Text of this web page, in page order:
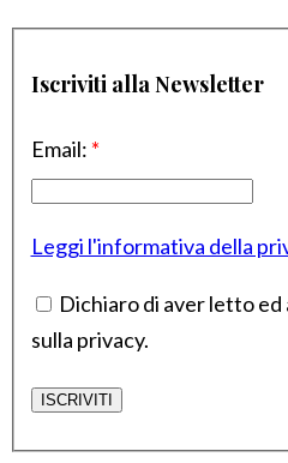
Iscriviti alla Newsletter
Email: *
Leggi l'informativa della
Dichiaro di aver letto
sulla privacy.